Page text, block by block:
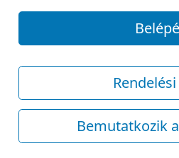
Bemutatkozik